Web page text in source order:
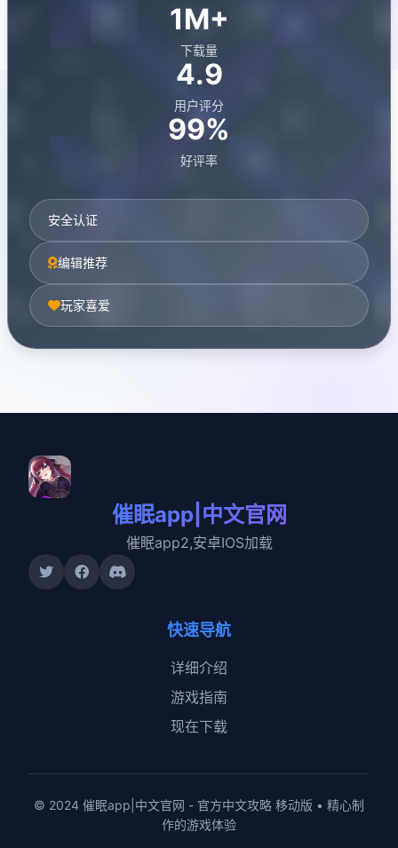
1M+
下载量
4.9
用户评分
99%
好评率
安全认证
编辑推荐
玩家喜爱
催眠app|中文官网
催眠app2,安卓IOS加载
快速导航
详细介绍
游戏指南
现在下载
© 2024 催眠app|中文官网 - 官方中文攻略 移动版 • 精心制
作的游戏体验